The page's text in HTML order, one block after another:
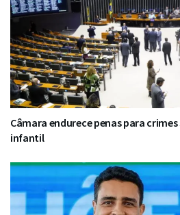
Câmara endurece penas para
infantil